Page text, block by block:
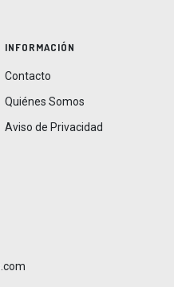
INFORMACIÓN
Contacto
Quiénes Somos
Aviso de Privacidad